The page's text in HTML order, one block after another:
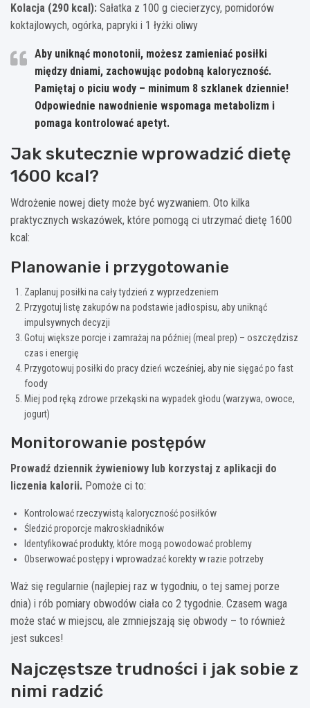
Kolacja (290 kcal): Sałatka z 100 g ciecierzycy, pomidorów
koktajlowych, ogórka, papryki i 1 łyżki oliwy
Aby uniknąć monotonii, możesz zamieniać posiłki
między dniami, zachowując podobną kaloryczność.
Pamiętaj o piciu wody – minimum 8 szklanek dziennie!
Odpowiednie nawodnienie wspomaga metabolizm i
pomaga kontrolować apetyt.
Jak skutecznie wprowadzić dietę
1600 kcal?
Wdrożenie nowej diety może być wyzwaniem. Oto kilka
praktycznych wskazówek, które pomogą ci utrzymać dietę 1600
kcal:
Planowanie i przygotowanie
Zaplanuj posiłki na cały tydzień z wyprzedzeniem
Przygotuj listę zakupów na podstawie jadłospisu, aby uniknąć
impulsywnych decyzji
Gotuj większe porcje i zamrażaj na później (meal prep) – oszczędzisz
czas i energię
Przygotowuj posiłki do pracy dzień wcześniej, aby nie sięgać po fast
foody
Miej pod ręką zdrowe przekąski na wypadek głodu (warzywa, owoce,
jogurt)
Monitorowanie postępów
Prowadź dziennik żywieniowy lub korzystaj z aplikacji do
liczenia kalorii. Pomoże ci to:
Kontrolować rzeczywistą kaloryczność posiłków
Śledzić proporcje makroskładników
Identyfikować produkty, które mogą powodować problemy
Obserwować postępy i wprowadzać korekty w razie potrzeby
Waż się regularnie (najlepiej raz w tygodniu, o tej samej porze
dnia) i rób pomiary obwodów ciała co 2 tygodnie. Czasem waga
może stać w miejscu, ale zmniejszają się obwody – to również
jest sukces!
Najczęstsze trudności i jak sobie z
nimi radzić